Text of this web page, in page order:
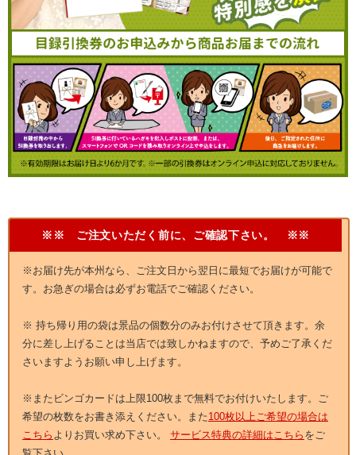
※※ ご注文いただく前に、ご確認下さい。 ※※
※お届け先が本州なら、ご注文日から翌日に最短でお届けが可能で
す。お急ぎの場合は必ずお電話でご確認ください。
※ 持ち帰り用の袋は景品の個数分のみお付けさせて頂きます。余
分に差し上げることは当店では致しかねますので、予めご了承くだ
さいますようお願い申し上げます。
※またビンゴカードは上限100枚まで無料でお付けいたします。ご
希望の枚数をお書き添えください。また100枚以上ご希望の場合は
こちら よりお買い求め下さい。 サービス特典の詳細はこちら をご